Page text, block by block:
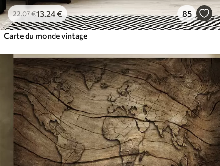
22.07€13.24€ 85
Carte du monde vintage